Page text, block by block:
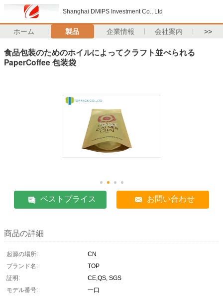
Shanghai DMIPS Investment Co., Ltd
ホーム 製品 企業情報 会社案内 >>
食品包装のためのホイルによってクラフト並べられる
PaperCoffee 包装袋
ベストプライス お問い合わせ
商品の詳細
起源の場所:
CN
ブランド名:
TOP
証明:
CE,QS, SGS
モデル番号:
一口